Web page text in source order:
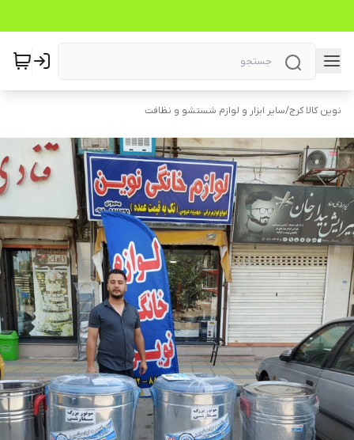
نوین کالا کرج/سایر ابزار و لوازم شستشو و نظافت